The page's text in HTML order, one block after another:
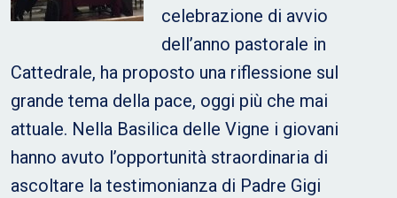
celebrazione di avvio
dell’anno pastorale in
Cattedrale, ha proposto una riflessione sul
grande tema della pace, oggi più che mai
attuale. Nella Basilica delle Vigne i giovani
hanno avuto l’opportunità straordinaria di
ascoltare la testimonianza di Padre Gigi